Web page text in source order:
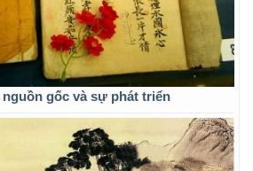
gốc và sự phát triển